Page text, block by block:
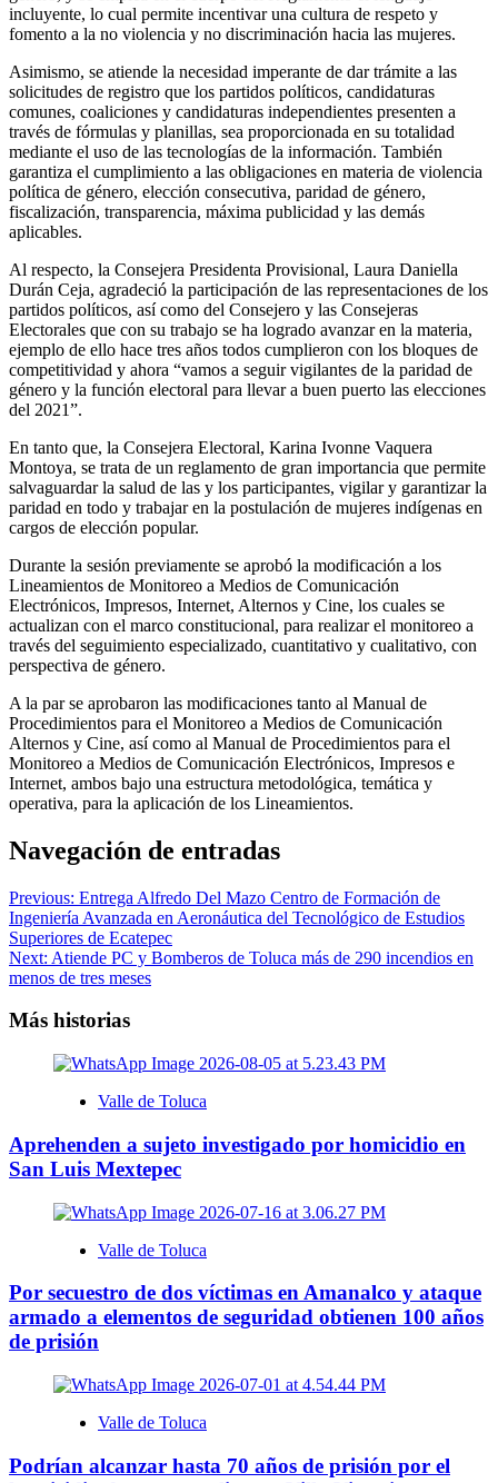
incluyente, lo cual permite incentivar una cultura de respeto y
fomento a la no violencia y no discriminación hacia las mujeres.
Asimismo, se atiende la necesidad imperante de dar trámite a las
solicitudes de registro que los partidos políticos, candidaturas
comunes, coaliciones y candidaturas independientes presenten a
través de fórmulas y planillas, sea proporcionada en su totalidad
mediante el uso de las tecnologías de la información. También
garantiza el cumplimiento a las obligaciones en materia de violencia
política de género, elección consecutiva, paridad de género,
fiscalización, transparencia, máxima publicidad y las demás
aplicables.
Al respecto, la Consejera Presidenta Provisional, Laura Daniella
Durán Ceja, agradeció la participación de las representaciones de los
partidos políticos, así como del Consejero y las Consejeras
Electorales que con su trabajo se ha logrado avanzar en la materia,
ejemplo de ello hace tres años todos cumplieron con los bloques de
competitividad y ahora “vamos a seguir vigilantes de la paridad de
género y la función electoral para llevar a buen puerto las elecciones
del 2021”.
En tanto que, la Consejera Electoral, Karina Ivonne Vaquera
Montoya, se trata de un reglamento de gran importancia que permite
salvaguardar la salud de las y los participantes, vigilar y garantizar la
paridad en todo y trabajar en la postulación de mujeres indígenas en
cargos de elección popular.
Durante la sesión previamente se aprobó la modificación a los
Lineamientos de Monitoreo a Medios de Comunicación
Electrónicos, Impresos, Internet, Alternos y Cine, los cuales se
actualizan con el marco constitucional, para realizar el monitoreo a
través del seguimiento especializado, cuantitativo y cualitativo, con
perspectiva de género.
A la par se aprobaron las modificaciones tanto al Manual de
Procedimientos para el Monitoreo a Medios de Comunicación
Alternos y Cine, así como al Manual de Procedimientos para el
Monitoreo a Medios de Comunicación Electrónicos, Impresos e
Internet, ambos bajo una estructura metodológica, temática y
operativa, para la aplicación de los Lineamientos.
Navegación de entradas
Previous: Entrega Alfredo Del Mazo Centro de Formación de
Ingeniería Avanzada en Aeronáutica del Tecnológico de Estudios
Superiores de Ecatepec
Next: Atiende PC y Bomberos de Toluca más de 290 incendios en
menos de tres meses
Más historias
Valle de Toluca
Aprehenden a sujeto investigado por homicidio en
San Luis Mextepec
Valle de Toluca
Por secuestro de dos víctimas en Amanalco y ataque
armado a elementos de seguridad obtienen 100 años
de prisión
Valle de Toluca
Podrían alcanzar hasta 70 años de prisión por el